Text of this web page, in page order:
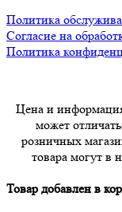
Политика
Согласие на
Политика
Цена и
может
розничных
товара могут в
Товар добавлен в